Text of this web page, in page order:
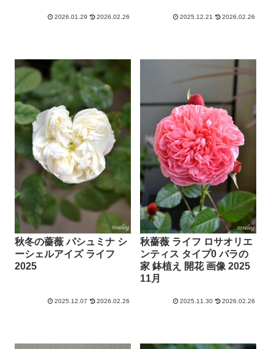
2026.01.29 2026.02.26 2025.12.21 2026.02.26
秋冬の薔薇 パシュミナ シ
ーシェルアイズ ライフ
2025
2025.12.07 2026.02.26
秋薔薇 ライフ ロサオリエ
ンティス タイプ0 バラの
家 鉢植え 開花 画像 2025
11月
2025.11.30 2026.02.26